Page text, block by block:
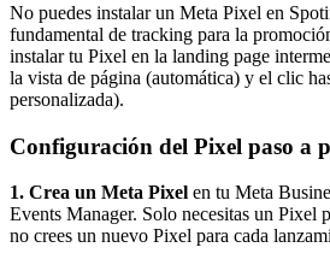
No puedes instalar un Meta Pixel en
fundamental de tracking para la
instalar tu Pixel en la landing page
la vista de página (automática) y el clic
personalizada).
Configuración del Pixel paso a
1. Crea un Meta Pixel en tu Meta
Events Manager. Solo necesitas un Pixel
no crees un nuevo Pixel para cada